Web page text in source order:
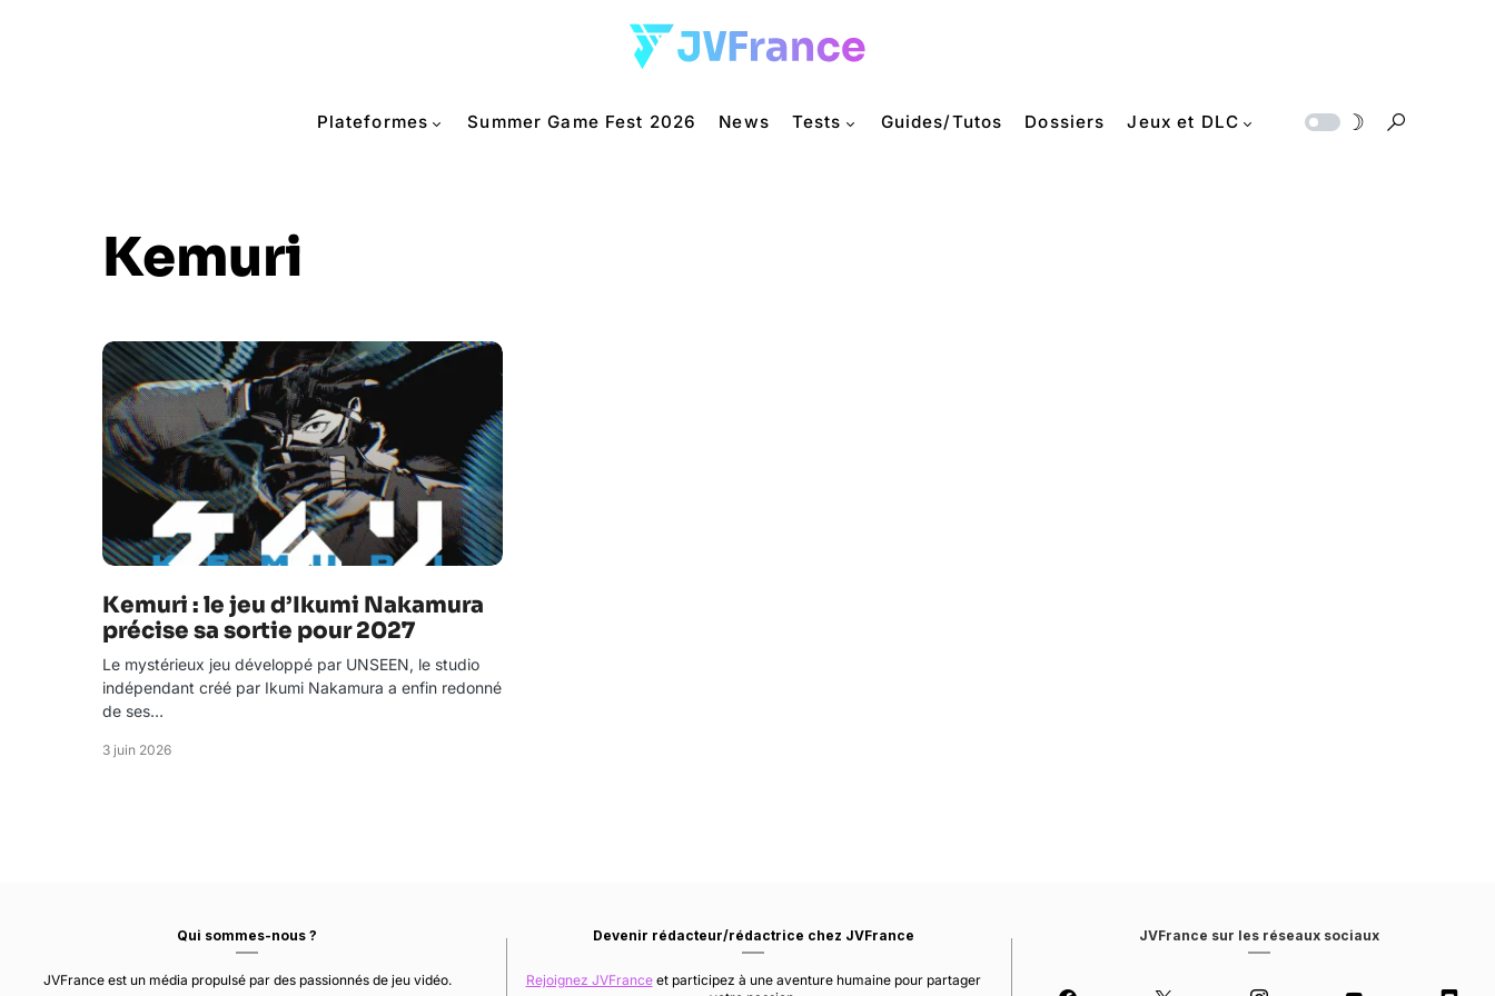
Plateformes Summer Game Fest 2026 News Tests Guides/Tutos Dossiers Jeux et DLC
Kemuri
Kemuri : le jeu d’Ikumi Nakamura
précise sa sortie pour 2027
Le mystérieux jeu développé par UNSEEN, le studio
indépendant créé par Ikumi Nakamura a enfin redonné
de ses…
3 juin 2026
Qui sommes-nous ?
JVFrance est un média propulsé par des passionnés de jeu vidéo.
Devenir rédacteur/rédactrice chez JVFrance
Rejoignez JVFranceet participez à une aventure humaine pour partager
JVFrance sur les réseaux sociaux